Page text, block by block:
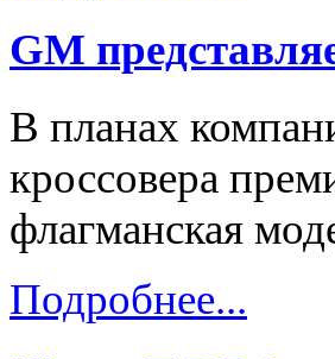
GM
В планах
кроссовера
флагманская
Подробнее...